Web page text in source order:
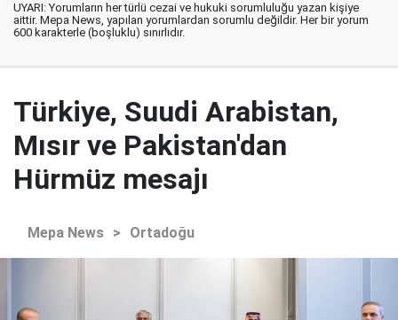
UYARI: Yorumların her türlü cezai ve hukuki sorumluluğu yazan kişiye
aittir. Mepa News, yapılan yorumlardan sorumlu değildir. Her bir yorum
600 karakterle (boşluklu) sınırlıdır.
Türkiye, Suudi Arabistan,
Mısır ve Pakistan'dan
Hürmüz mesajı
Mepa News > Ortadoğu